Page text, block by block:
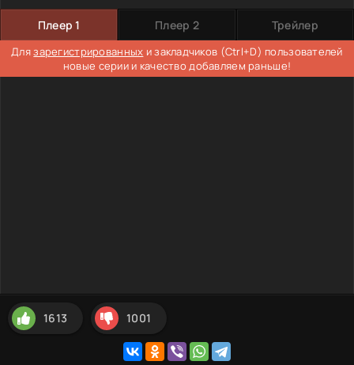
Плеер 1 Плеер 2 Трейлер
Длязарегистрированных и закладчиков (Ctrl+D) пользователей
новые серии и качество добавляем раньше!
1613 1001